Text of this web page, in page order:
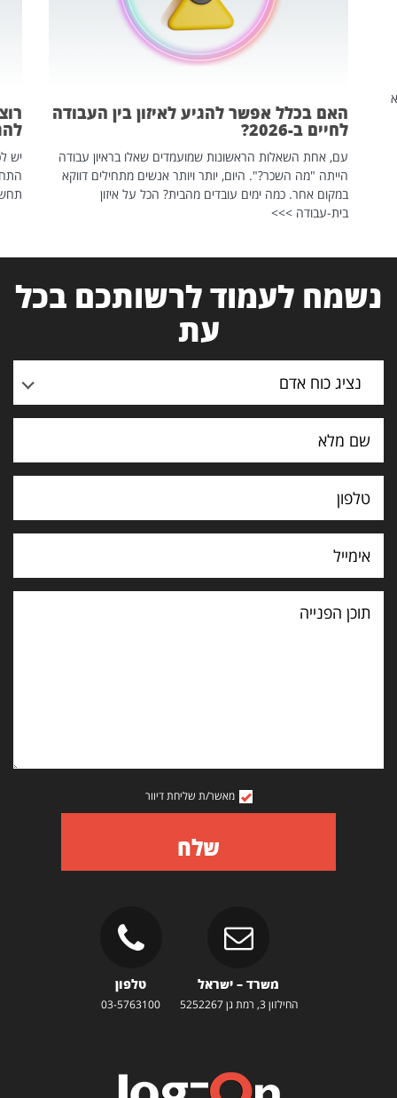
האם בכלל אפשר להגיע לאיזון בין העבודה
לחיים ב-2026?
עם, אחת השאלות הראשונות שמועמדים שאלו בראיון עבודה
הייתה "מה השכר?". היום, יותר ויותר אנשים מתחילים דווקא
במקום אחר. כמה ימים עובדים מהבית? הכל על איזון
בית-עבודה >>>
יש
נשמח לעמוד לרשותכם בכל
עת
נציג כוח אדם
תוכן
הפנייה
מאשר/ת שליחת דיוור
שלח
משרד – ישראל
החילזון 3, רמת גן 5252267
טלפון
03-5763100